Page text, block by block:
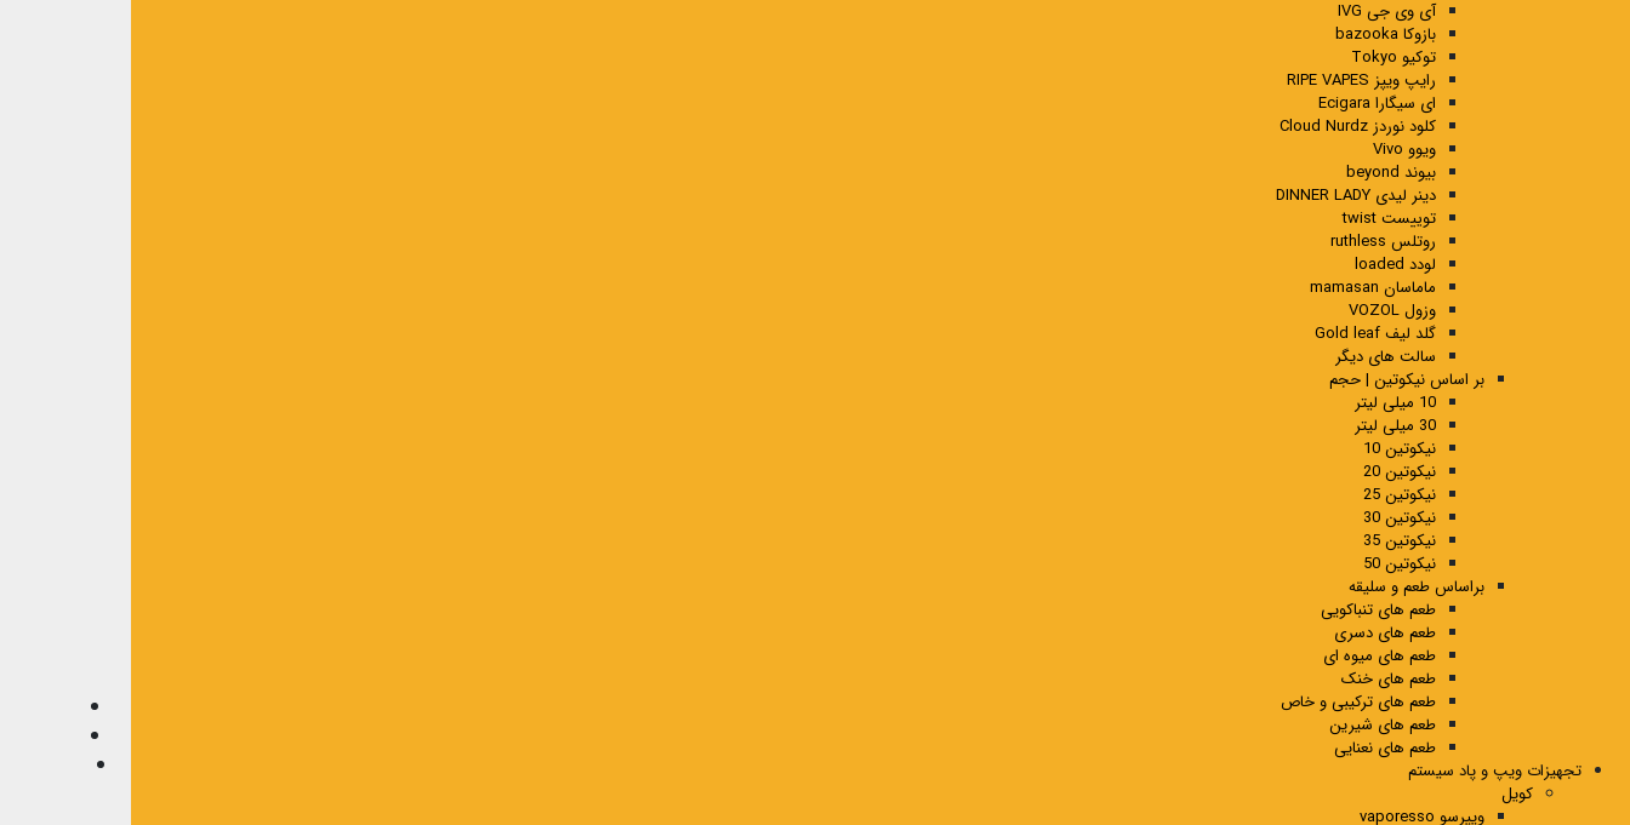
آی وی جی IVG
بازوکا bazooka
توکیو Tokyo
رایپ ویپز RIPE VAPES
ای سیگارا Ecigara
کلود نوردز Cloud Nurdz
ویوو Vivo
بیوند beyond
دینر لیدی DINNER LADY
توییست twist
روتلس ruthless
لودد loaded
ماماسان mamasan
وزول VOZOL
گلد لیف Gold leaf
سالت های دیگر
بر اساس نیکوتین | حجم
10 میلی لیتر
30 میلی لیتر
نیکوتین 10
نیکوتین 20
نیکوتین 25
نیکوتین 30
نیکوتین 35
نیکوتین 50
براساس طعم و سلیقه
طعم های تنباکویی
طعم های دسری
طعم های میوه ای
طعم های خنک
طعم های ترکیبی و خاص
طعم های شیرین
طعم های نعنایی
تجهیزات ویپ و پاد سیستم
کویل
ویپرسو vaporesso